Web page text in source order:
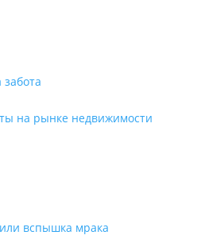
на рынке недвижимости
вспышка мрака